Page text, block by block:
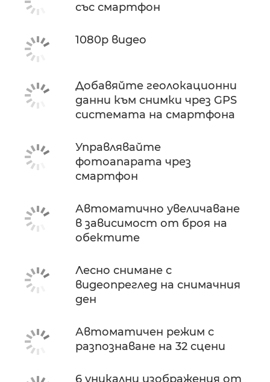
със смартфон
1080p видео
Добавяйте геолокационни
данни към снимки чрез GPS
системата на смартфона
Управлявайте
фотоапарата чрез
смартфон
Автоматично увеличаване
в зависимост от броя на
обектите
Лесно снимане с
видеопреглед на снимачния
ден
Автоматичен режим с
разпознаване на 32 сцени
6 уникални изображения от